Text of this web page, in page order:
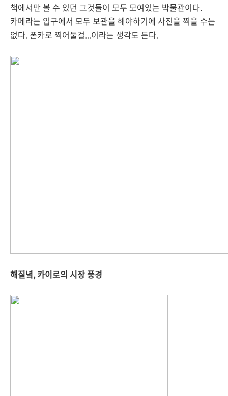
책에서만 볼 수 있던 그것들이 모두 모여있는 박물관이다.
카메라는 입구에서 모두 보관을 해야하기에 사진을 찍을 수는
없다. 폰카로 찍어둘걸...이라는 생각도 든다.
해질녘, 카이로의 시장 풍경